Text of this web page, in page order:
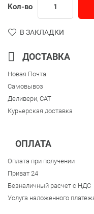
Кол-во
В ЗАКЛАДКИ
ДОСТАВКА
Новая Почта
Самовывоз
Деливери, CAT
Курьерская доставка
ОПЛАТА
Оплата при получении
Приват 24
Безналичный расчет с НДС
Услуга наложенного